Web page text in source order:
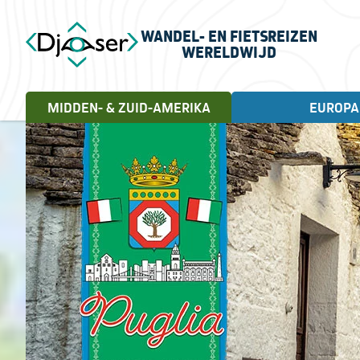
WANDEL- EN FIETSREIZEN
WERELDWIJD
MIDDEN- & ZUID-AMERIKA
FIETSREIZEN
Cuba, 18 dagen
EUROPA
WANDELREIZEN
Landen
Andorra
Albanië
Engeland
Estland
Frankrijk
Griekenland
Ierland
Italië
Kroatië
Letland
Litouwen
Noorwegen
Portugal
Schotland
Servië
Spanje
Turkije
Verenigd Koninkrijk